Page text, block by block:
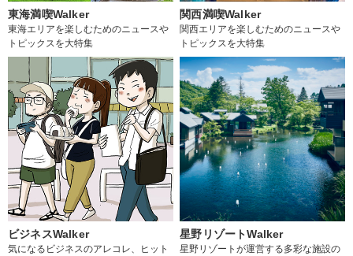
東海満喫Walker
東海エリアを楽しむためのニュースや
トピックスを大特集
関西満喫Walker
関西エリアを楽しむためのニュースや
トピックスを大特集
ビジネスWalker
気になるビジネスのアレコレ、ヒット
星野リゾートWalker
星野リゾートが運営する多彩な施設の